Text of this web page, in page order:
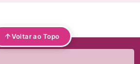
Voltar ao Topo